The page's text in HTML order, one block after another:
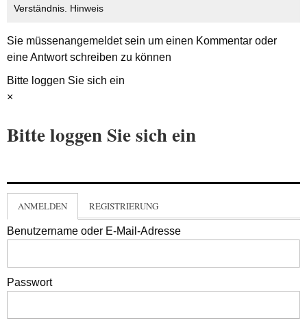
Verständnis. Hinweis
Sie müssenangemeldetsein um einen Kommentar oder
eine Antwort schreiben zu können
Bitte loggen Sie sich ein
×
Bitte loggen Sie sich ein
ANMELDEN REGISTRIERUNG
Benutzername oder E-Mail-Adresse
Passwort